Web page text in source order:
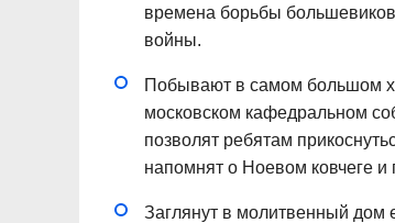
времена борьбы
войны.
Побывают в самом большом
московском кафедральном
позволят ребятам
напомнят о Ноевом ковчеге и
Заглянут в молитвенный дом